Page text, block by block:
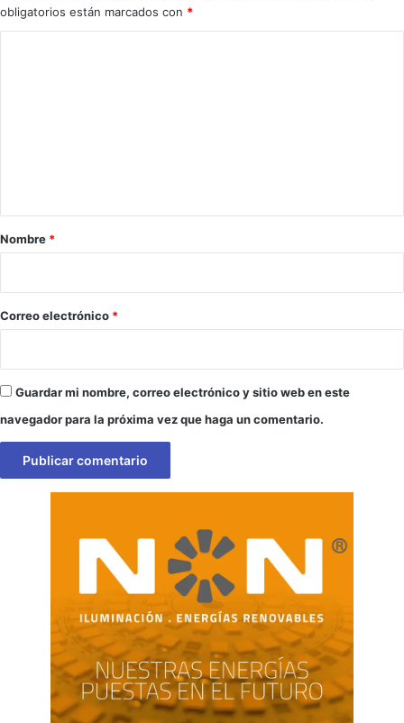
obligatorios están marcados con *
r
*
Nombre *
Correo electrónico *
Guardar mi nombre, correo electrónico y sitio web en este
navegador para la próxima vez que haga un comentario.